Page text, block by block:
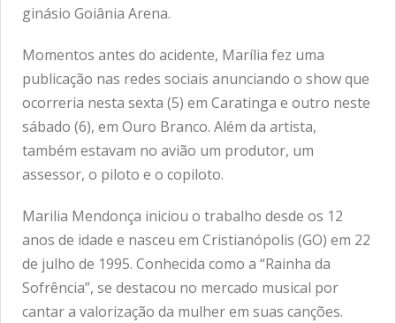
ginásio Goiânia Arena.
Momentos antes do acidente, Marília fez uma
publicação nas redes sociais anunciando o show que
ocorreria nesta sexta (5) em Caratinga e outro neste
sábado (6), em Ouro Branco. Além da artista,
também estavam no avião um produtor, um
assessor, o piloto e o copiloto.
Marilia Mendonça iniciou o trabalho desde os 12
anos de idade e nasceu em Cristianópolis (GO) em 22
de julho de 1995. Conhecida como a “Rainha da
Sofrência”, se destacou no mercado musical por
cantar a valorização da mulher em suas canções.